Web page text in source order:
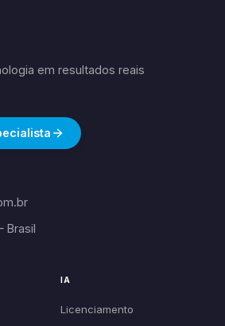
em resultados reais
Brasil
IA
Licenciamento